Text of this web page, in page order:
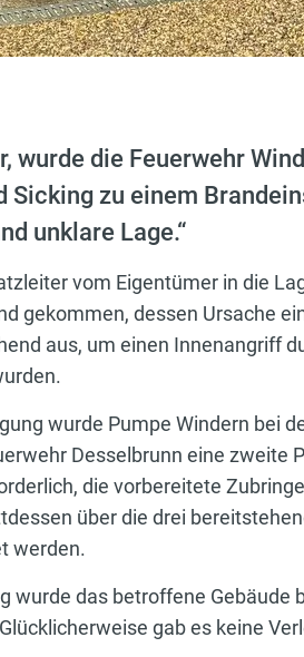
wurde die Feuerwehr
Sicking zu einem
unklare Lage.“
vom Eigentümer in die
gekommen, dessen Ursache
aus, um einen Innenangriff
wurde Pumpe Windern bei
Desselbrunn eine zweite
die vorbereitete
über die drei
werden.
wurde das betroffene
gab es keine